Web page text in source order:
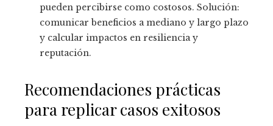
pueden percibirse como costosos. Solución:
comunicar beneficios a mediano y largo plazo
y calcular impactos en resiliencia y
reputación.
Recomendaciones prácticas
para replicar casos exitosos